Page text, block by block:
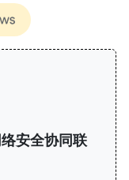
安全协同联